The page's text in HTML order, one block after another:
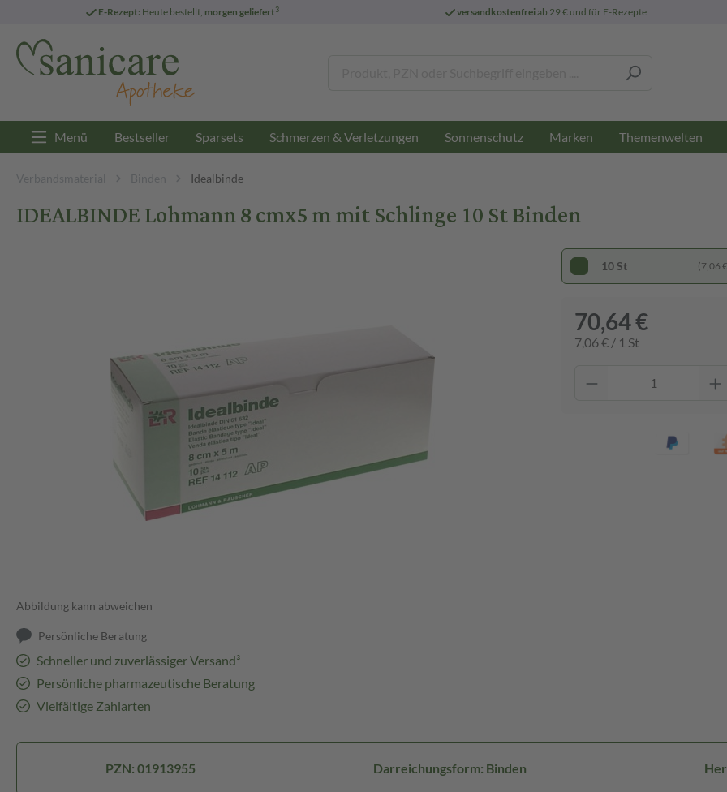
E-Rezept: Heute bestellt, morgen geliefert3 versandkostenfreiab 29 € und für E-Rezepte
Menü Bestseller Sparsets Schmerzen & Verletzungen Sonnenschutz Marken Themenwelten
Verbandsmaterial Binden Idealbinde
IDEALBINDE Lohmann 8 cmx5 m mit Schlinge 10 St Binden
Abbildung kann abweichen
Persönliche Beratung
Schneller und zuverlässiger Versand³
Persönliche pharmazeutische Beratung
Vielfältige Zahlarten
10 St (7,06
70,64 €
7,06 € / 1 St
PZN: 01913955 Darreichungsform: Binden